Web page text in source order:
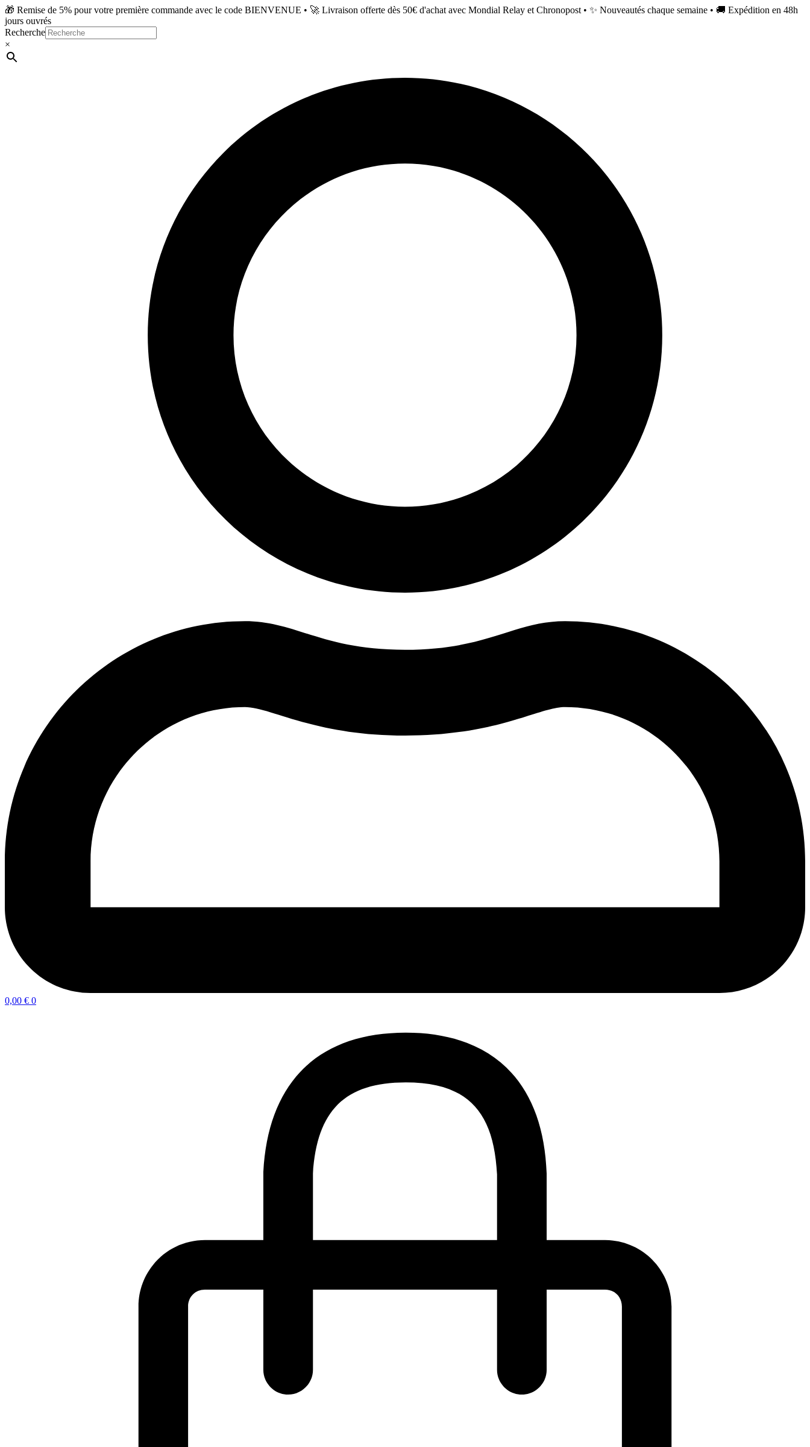
Aller
au
contenu
🎁 Remise de 5% pour votre première commande avec le code BIENVENUE • 🚀 Livraison offerte dès 50€ d'achat avec Mondial Relay et Chronopost • ✨ Nouveautés chaque semaine • 🚚 Expédition en 48h
jours ouvrés
Recherche
×
0,00 € 0